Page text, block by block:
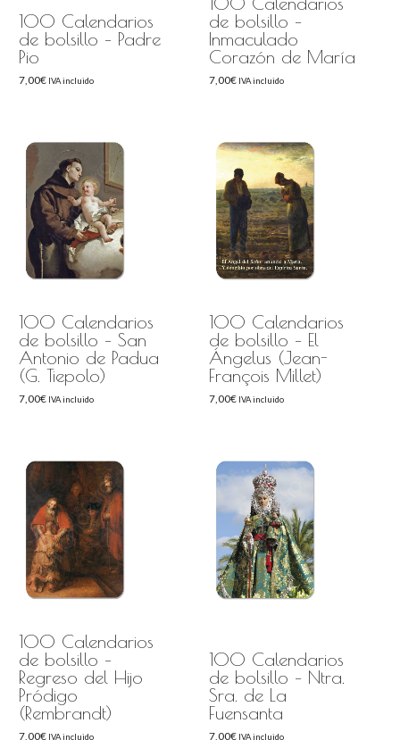
100 Calendarios
de bolsillo – Padre
Pio
7,00€ IVA incluido
de bolsillo –
Inmaculado
Corazón de María
7,00€ IVA incluido
100 Calendarios
de bolsillo – San
Antonio de Padua
(G. Tiepolo)
7,00€ IVA incluido
100 Calendarios
de bolsillo – El
Ángelus (Jean-
François Millet)
7,00€ IVA incluido
100 Calendarios
de bolsillo –
Regreso del Hijo
Pródigo
(Rembrandt)
7,00€ IVA incluido
100 Calendarios
de bolsillo – Ntra.
Sra. de La
Fuensanta
7,00€ IVA incluido